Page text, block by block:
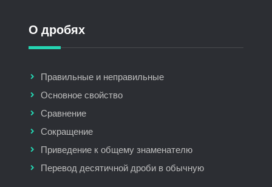
О дробях
Правильные и неправильные
Основное свойство
Сравнение
Сокращение
Приведение к общему знаменателю
Перевод десятичной дроби в обычную